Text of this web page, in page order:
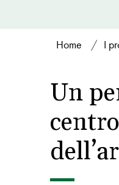
Home / I
Un